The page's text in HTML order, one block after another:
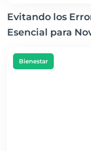
Evitando los
Esencial para
Bienestar